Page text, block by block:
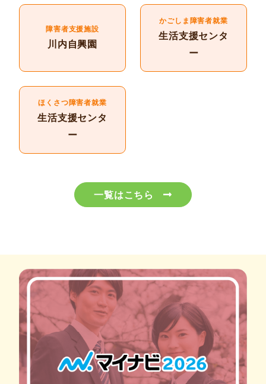
障害者支援施設
川内自興園
かごしま障害者就業
生活支援センタ
ー
ほくさつ障害者就業
生活支援センタ
ー
一覧はこちら